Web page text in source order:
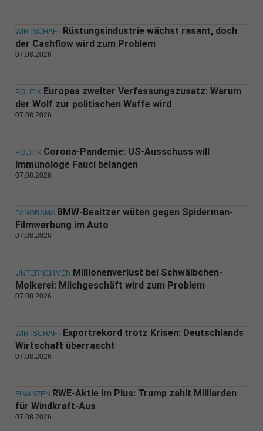
WIRTSCHAFT Rüstungsindustrie wächst rasant, doch
der Cashflow wird zum Problem
07.08.2026
POLITIK Europas zweiter Verfassungszusatz: Warum
der Wolf zur politischen Waffe wird
07.08.2026
POLITIK Corona-Pandemie: US-Ausschuss will
Immunologe Fauci belangen
07.08.2026
PANORAMA BMW-Besitzer wüten gegen Spiderman-
Filmwerbung im Auto
07.08.2026
UNTERNEHMEN Millionenverlust bei Schwälbchen-
Molkerei: Milchgeschäft wird zum Problem
07.08.2026
WIRTSCHAFT Exportrekord trotz Krisen: Deutschlands
Wirtschaft überrascht
07.08.2026
FINANZEN RWE-Aktie im Plus: Trump zahlt Milliarden
für Windkraft-Aus
07.08.2026